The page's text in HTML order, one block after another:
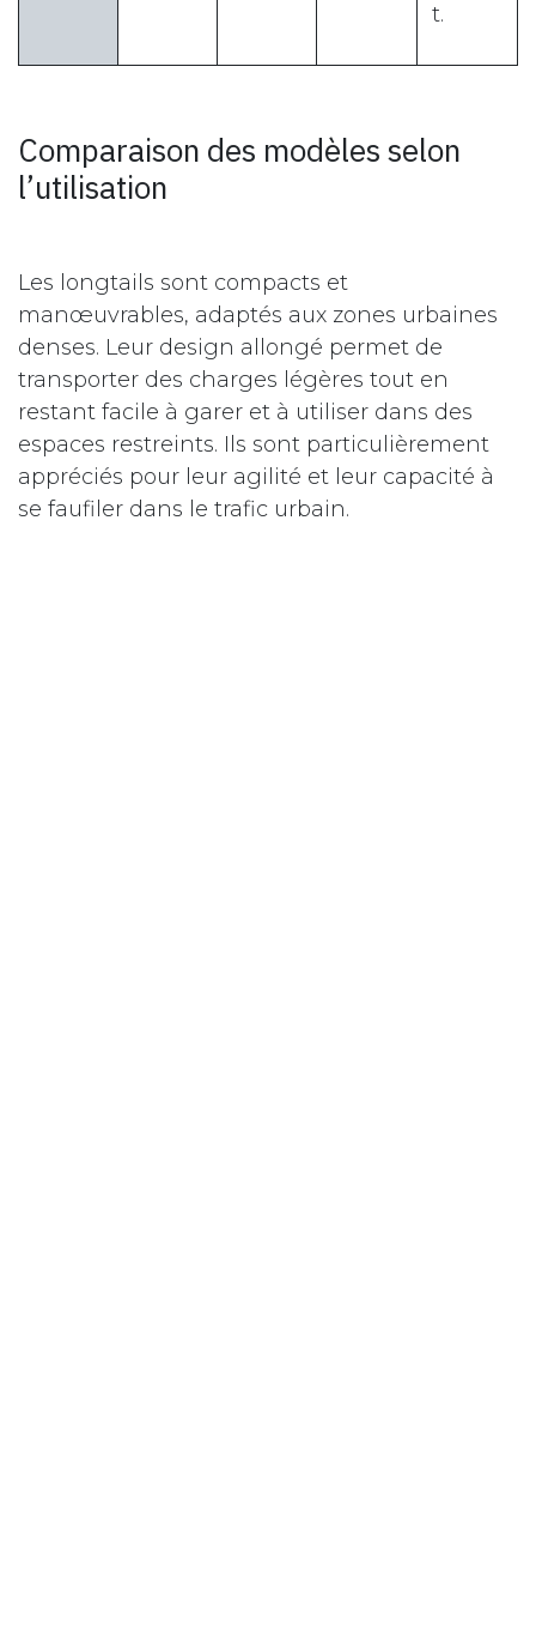
t.
Comparaison des modèles selon
l’utilisation
Les longtails sont compacts et
manœuvrables, adaptés aux zones urbaines
denses. Leur design allongé permet de
transporter des charges légères tout en
restant facile à garer et à utiliser dans des
espaces restreints. Ils sont particulièrement
appréciés pour leur agilité et leur capacité à
se faufiler dans le trafic urbain.